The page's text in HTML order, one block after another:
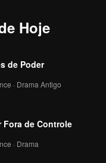
Hoje
de Poder
· Drama Antigo
Fora de Controle
· Drama